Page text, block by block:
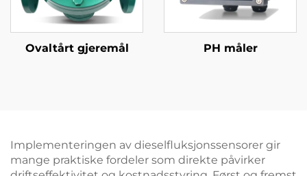
Ovaltårt gjeremål PH måler
Implementeringen av dieselfluksjonssensorer gir
mange praktiske fordeler som direkte påvirker